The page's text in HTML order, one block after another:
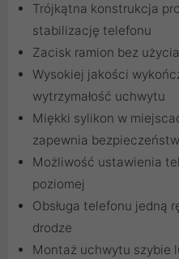
Trójkątna konstrukcja
stabilizację telefonu
Zacisk ramion bez
Wysokiej jakości
wytrzymałość uchwytu
Miękki sylikon w
zapewnia
Możliwość ustawienia
poziomej
Obsługa telefonu jedną
drodze
Montaż uchwytu szybie